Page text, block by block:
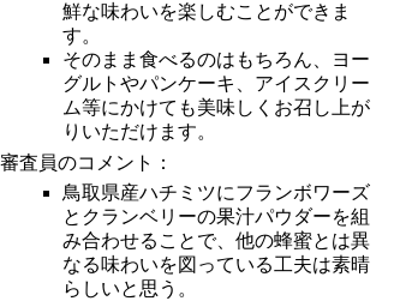
鮮な味わいを楽しむことができま
す。
そのまま食べるのはもちろん、ヨー
グルトやパンケーキ、アイスクリー
ム等にかけても美味しくお召し上が
りいただけます。
審査員のコメント：
鳥取県産ハチミツにフランボワーズ
とクランベリーの果汁パウダーを組
み合わせることで、他の蜂蜜とは異
なる味わいを図っている工夫は素晴
らしいと思う。